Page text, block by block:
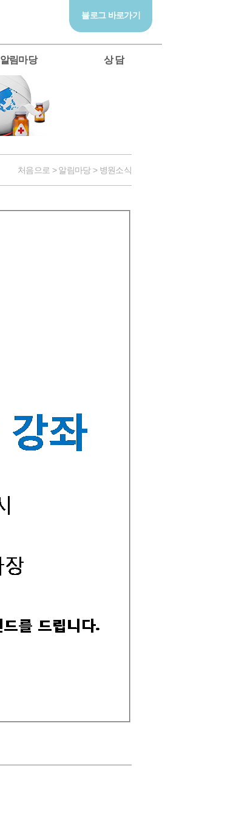
블로그 바로가기
알림마당 상 담
처음으로 > 알림마당 > 병원소식